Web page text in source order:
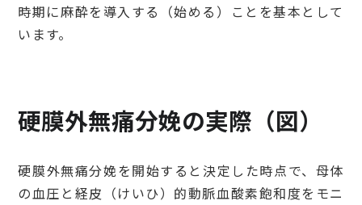
時期に麻酔を導入する（始める）ことを基本として
います。
硬膜外無痛分娩の実際（図）
硬膜外無痛分娩を開始すると決定した時点で、母体
の血圧と経皮（けいひ）的動脈血酸素飽和度をモニ